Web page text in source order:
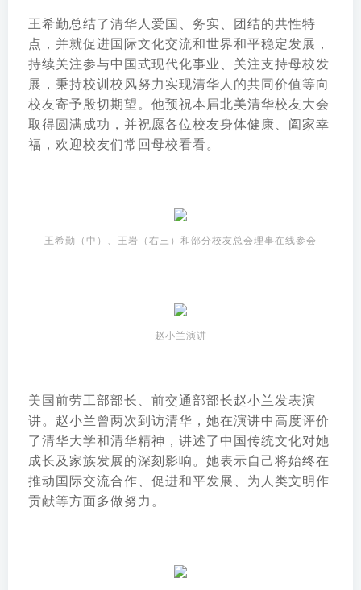
王希勤总结了清华人爱国、务实、团结的共性特
点，并就促进国际文化交流和世界和平稳定发展，
持续关注参与中国式现代化事业、关注支持母校发
展，秉持校训校风努力实现清华人的共同价值等向
校友寄予殷切期望。他预祝本届北美清华校友大会
取得圆满成功，并祝愿各位校友身体健康、阖家幸
福，欢迎校友们常回母校看看。
王希勤（中）、王岩（右三）和部分校友总会理事在线参会
赵小兰演讲
美国前劳工部部长、前交通部部长赵小兰发表演
讲。赵小兰曾两次到访清华，她在演讲中高度评价
了清华大学和清华精神，讲述了中国传统文化对她
成长及家族发展的深刻影响。她表示自己将始终在
推动国际交流合作、促进和平发展、为人类文明作
贡献等方面多做努力。